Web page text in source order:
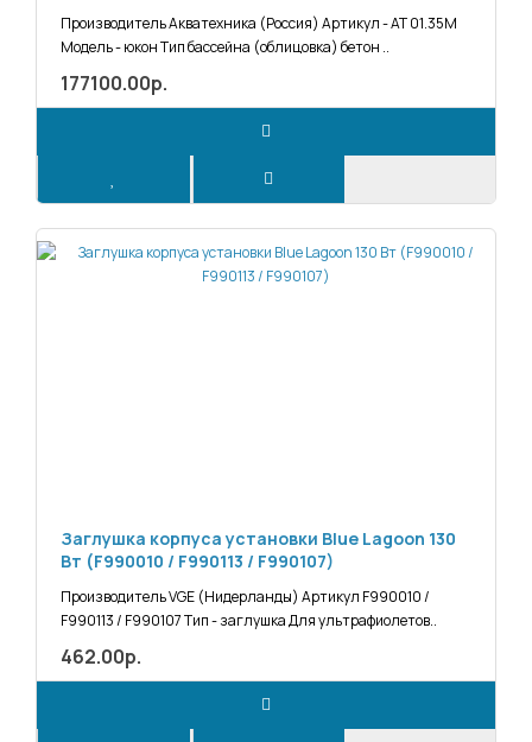
Производитель Акватехника (Россия) Артикул - АТ 01.35М
Модель - юкон Тип бассейна (облицовка) бетон ..
177100.00р.
Заглушка корпуса установки Blue Lagoon 130
Вт (F990010 / F990113 / F990107)
Производитель VGE (Нидерланды) Артикул F990010 /
F990113 / F990107 Тип - заглушка Для ультрафиолетов..
462.00р.